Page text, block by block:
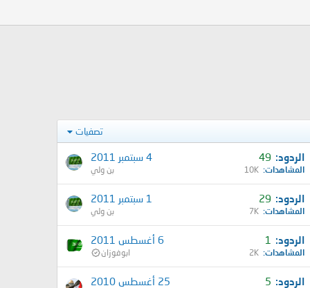
تصفيات
الردود 49
المشاهدات 10K
4 سبتمبر 2011
بن ولي
الردود 29
المشاهدات 7K
1 سبتمبر 2011
بن ولي
الردود 1
المشاهدات 2K
6 أغسطس 2011
ابوفوزان
الردود 5 25 أغسطس 2010